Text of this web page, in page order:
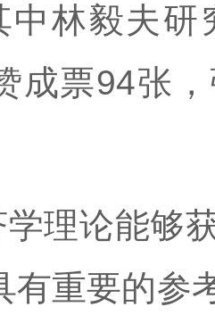
中林毅夫
成票94张
理论能够
有重要的参